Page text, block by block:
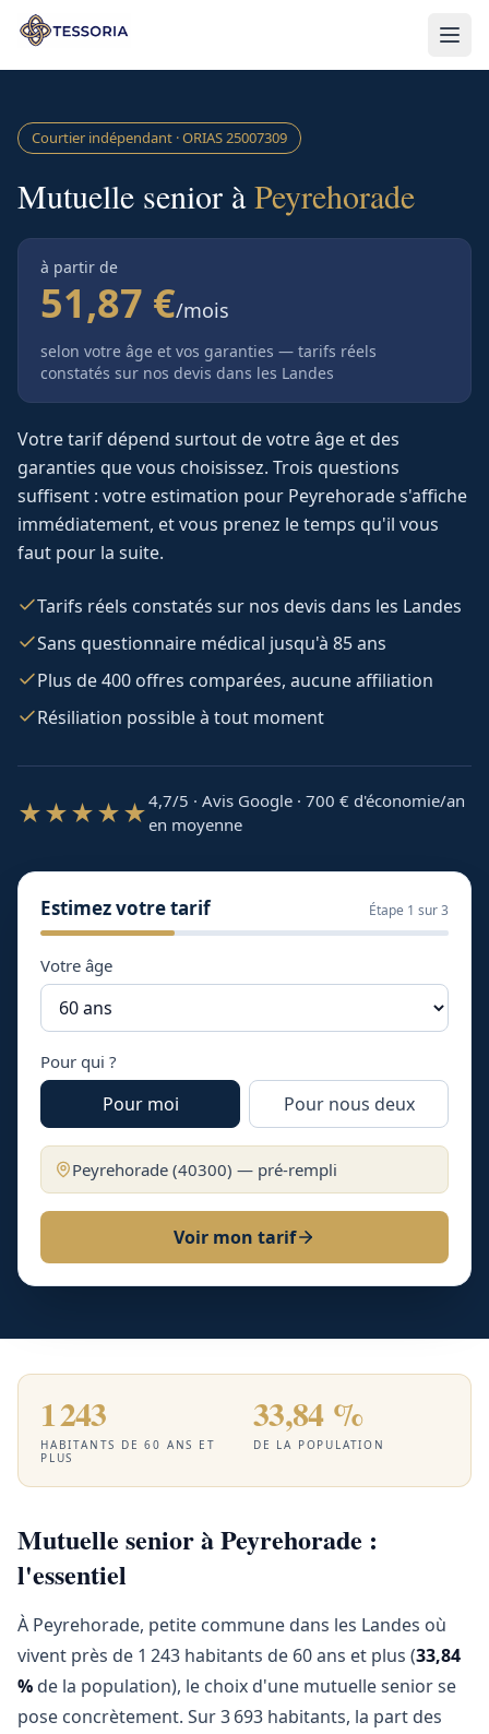
Aller au contenu principal
Courtier indépendant · ORIAS25007309
Mutuelle senior àPeyrehorade
à partir de
51,87 €/mois
selon votre âge et vos garanties — tarifs réels
constatés sur nos devis dans les Landes
Votre tarif dépend surtout de votre âge et des
garanties que vous choisissez. Trois questions
suffisent : votre estimation pour Peyrehorades'affiche
immédiatement, et vous prenez le temps qu'il vous
faut pour la suite.
Tarifs réels constatés sur nos devis dans les Landes
Sans questionnaire médical jusqu'à 85 ans
Plus de 400 offres comparées, aucune affiliation
Résiliation possible à tout moment
★★★★★4,7/5 · Avis Google · 700 € d'économie/an
en moyenne
Estimez votre tarif Étape 1 sur 3
Votre âge
Pour qui ?
Pour moi Pour nous deux
Peyrehorade (40300) — pré-rempli
Voir mon tarif
1 243
HABITANTS DE 60 ANS ET
PLUS
33,84 %
DE LA POPULATION
Mutuelle senior à Peyrehorade :
l'essentiel
À Peyrehorade, petite commune dans les Landes où
vivent près de 1 243 habitants de 60 ans et plus (33,84
% de la population), le choix d'une mutuelle senior se
pose concrètement. Sur 3 693 habitants, la part des